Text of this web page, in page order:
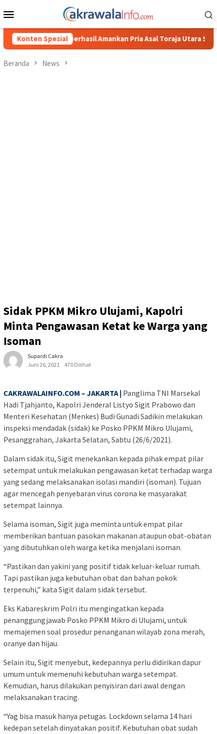
ke
Mobile
Konten Spesial
Amankan Pria Asal Toraja Utara Saat Asik Sabung Ayam
Beranda News
Sidak PPKM Mikro Ulujami, Kapolri
Minta Pengawasan Ketat ke Warga yang
Isoman
Supardi Cakra
Juni 26, 2021
470 Dilihat
CAKRAWALAINFO.COM – JAKARTA | Panglima TNI Marsekal
Hadi Tjahjanto, Kapolri Jenderal Listyo Sigit Prabowo dan
Menteri Kesehatan (Menkes) Budi Gunadi Sadikin melakukan
inspeksi mendadak (sidak) ke Posko PPKM Mikro Ulujami,
Pesanggrahan, Jakarta Selatan, Sabtu (26/6/2021).
Dalam sidak itu, Sigit menekankan kepada pihak empat pilar
setempat untuk melakukan pengawasan ketat terhadap warga
yang sedang melaksanakan isolasi mandiri (isoman). Tujuan
agar mencegah penyebaran virus corona ke masyarakat
setempat lainnya.
Selama isoman, Sigit juga meminta untuk empat pilar
memberikan bantuan pasokan makanan ataupun obat-obatan
yang dibutuhkan oleh warga ketika menjalani isoman.
“Pastikan dan yakini yang positif tidak keluar-keluar rumah.
Tapi pastikan juga kebutuhan obat dan bahan pokok
terpenuhi,” kata Sigit dalam sidak tersebut.
Eks Kabareskrim Polri itu mengingatkan kepada
penanggungjawab Posko PPKM Mikro di Ulujami, untuk
memajemen soal prosedur penanganan wilayab zona merah,
oranye dan hijau.
Selain itu, Sigit menyebut, kedepannya perlu didirikan dapur
umum untuk memenuhi kebutuhan warga setempat.
Kemudian, harus dilakukan penyisiran dari awal dengan
melaksanakan tracing.
“Yag bisa masuk hanya petugas. Lockdown selama 14 hari
kedepan setelah dinyatakan positif. Kebutuhan obat sudah